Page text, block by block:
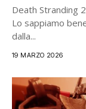
Death Stranding
Lo sappiamo
dalla...
19 MARZO 2026